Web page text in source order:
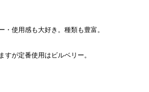
・使用感も大好き。種類も豊富。
すが定番使用はビルベリー。